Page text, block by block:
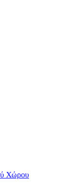
Χώρου